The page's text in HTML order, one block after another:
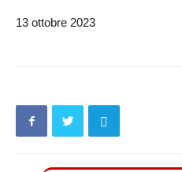
13 ottobre 2023